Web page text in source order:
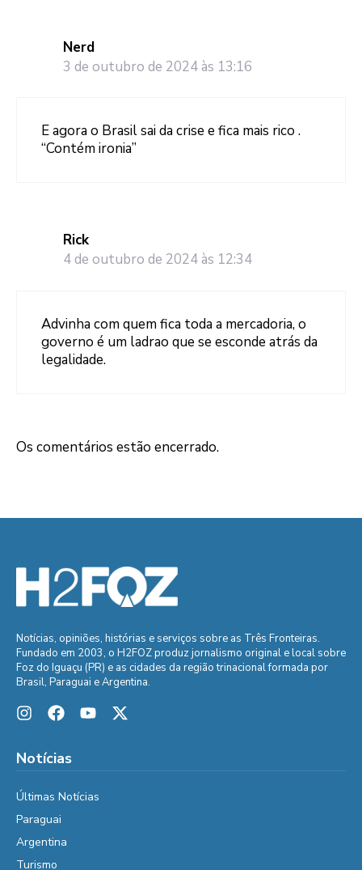
Nerd
3 de outubro de 2024 às 13:16
E agora o Brasil sai da crise e fica mais rico .
“Contém ironia”
Rick
4 de outubro de 2024 às 12:34
Advinha com quem fica toda a mercadoria, o
governo é um ladrao que se esconde atrás da
legalidade.
Os comentários estão encerrado.
Notícias, opiniões, histórias e serviços sobre as Três Fronteiras.
Fundado em 2003, o H2FOZ produz jornalismo original e local sobre
Foz do Iguaçu (PR) e as cidades da região trinacional formada por
Brasil, Paraguai e Argentina.
Notícias
Últimas Notícias
Paraguai
Argentina
Turismo